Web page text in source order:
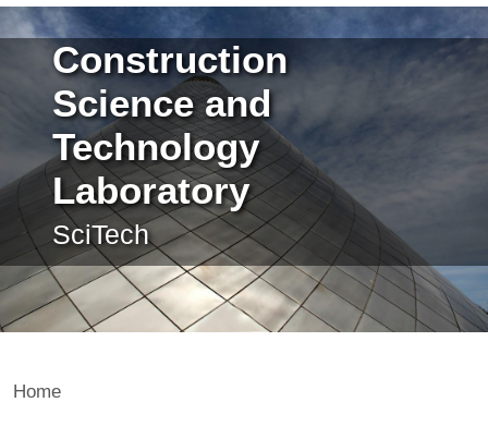
Image
Construction
Science and
Technology
Laboratory
SciTech
Home